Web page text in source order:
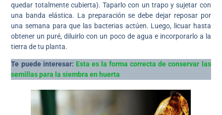
quedar totalmente cubierta). Taparlo con un trapo y sujetar con
una banda elástica. La preparación se debe dejar reposar por
una semana para que las bacterias actúen. Luego, licuar hasta
obtener un puré, diluirlo con un poco de agua e incorporarlo a la
tierra de tu planta.
Te puede interesar: Esta es la forma correcta de conservar las
semillas para la siembra en huerta